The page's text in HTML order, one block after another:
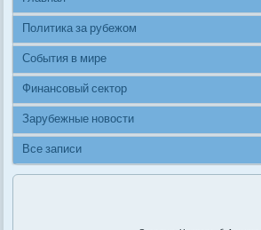
Политика за рубежом
События в мире
Финансовый сектор
Зарубежные новости
Все записи